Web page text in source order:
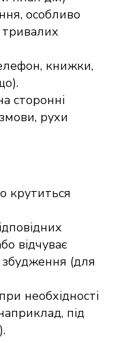
особливо
книжки,
сторонні
рухи
крутиться
відчуває
збудження (для
необхідності
під